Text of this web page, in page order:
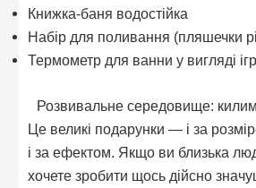
Книжка-баня водостійка
Набір для поливання (пляшечки
Термометр для ванни у вигляді
Розвивальне середовище:
Це великі подарунки — і за
і за ефектом. Якщо ви близька
хочете зробити щось дійсно